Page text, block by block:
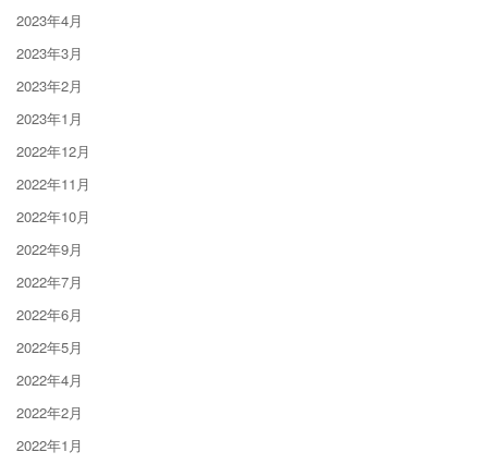
2023年4月
2023年3月
2023年2月
2023年1月
2022年12月
2022年11月
2022年10月
2022年9月
2022年7月
2022年6月
2022年5月
2022年4月
2022年2月
2022年1月